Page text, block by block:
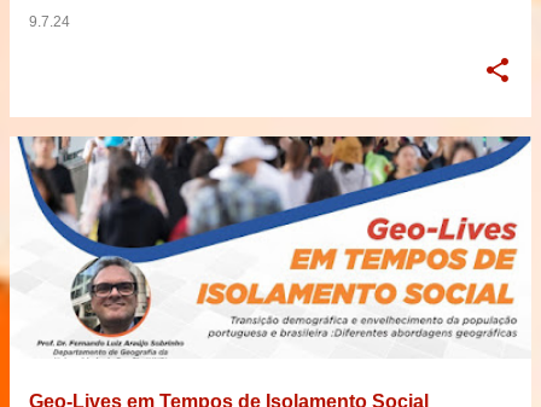
9.7.24
Geo-Lives em Tempos de Isolamento Social